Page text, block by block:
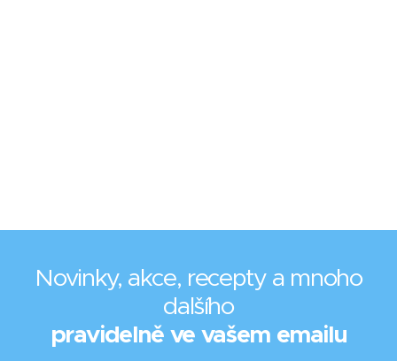
Novinky, akce, recepty a mnoho
dalšího
pravidelně ve vašem emailu